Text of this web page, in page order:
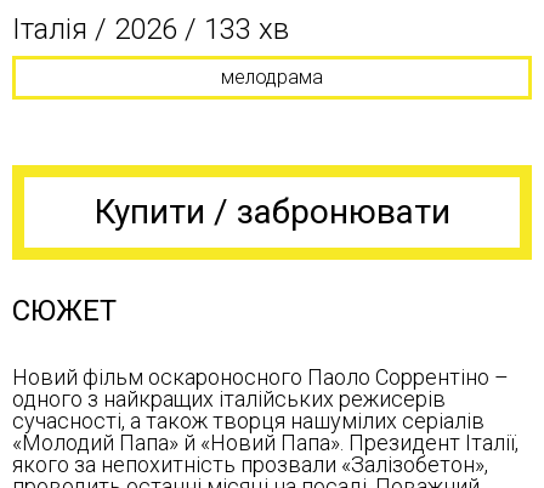
Італія / 2026 / 133 хв
мелодрама
Купити / забронювати
СЮЖЕТ
Новий фільм оскароносного Паоло Соррентіно –
одного з найкращих італійських режисерів
сучасності, а також творця нашумілих серіалів
«Молодий Папа» й «Новий Папа». Президент Італії,
якого за непохитність прозвали «Залізобетон»,